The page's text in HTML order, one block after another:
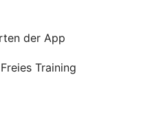
der App
Training